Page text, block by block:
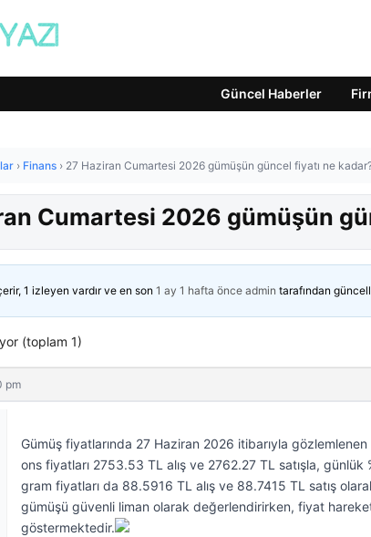
Güncel Haberler
› Finans › 27 Haziran Cumartesi 2026 gümüşün güncel fiyatı ne
Cumartesi 2026 gümüşün
1 izleyen vardır ve en son 1 ay 1 hafta önce admin tarafından
(toplam 1)
pm
Gümüş fiyatlarında 27 Haziran 2026 itibarıyla gözlemlenen
ons fiyatları 2753.53 TL alış ve 2762.27 TL satışla,
gram fiyatları da 88.5916 TL alış ve 88.7415 TL satış
gümüşü güvenli liman olarak değerlendirirken, fiyat
göstermektedir.